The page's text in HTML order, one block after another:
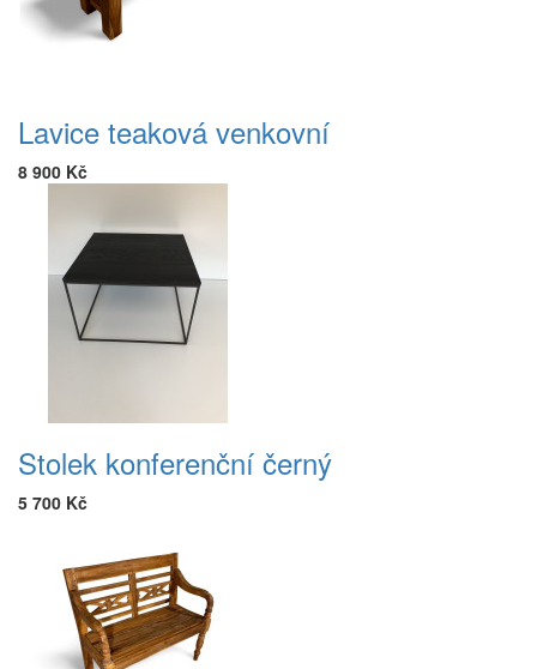
Lavice teaková venkovní
8 900 Kč
Stolek konferenční černý
5 700 Kč